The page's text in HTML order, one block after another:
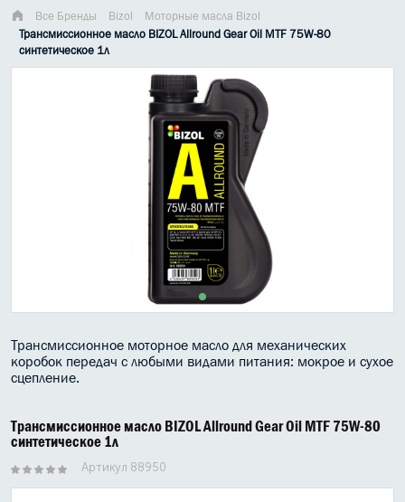
МАСЛО МОТОРНОЕ
ГРУЗОВЫЕ МАСЛА
ГИДРАВЛИЧЕСКИЕ МАСЛА
АНТИФРИЗЫ СПЕЦЖИДКОСТИ
АВТО КОСМЕТИКА
Все Бренды Bizol
Моторные масла Bizol
Трансмиссионное масло BIZOL Allround Gear Oil MTF 75W-80
синтетическое 1л
Трансмиссионное моторное масло для механических
коробок передач с любыми видами питания: мокрое и сухое
сцепление.
Трансмиссионное масло BIZOL Allround Gear Oil MTF 75W-80
синтетическое 1л
Артикул 88950